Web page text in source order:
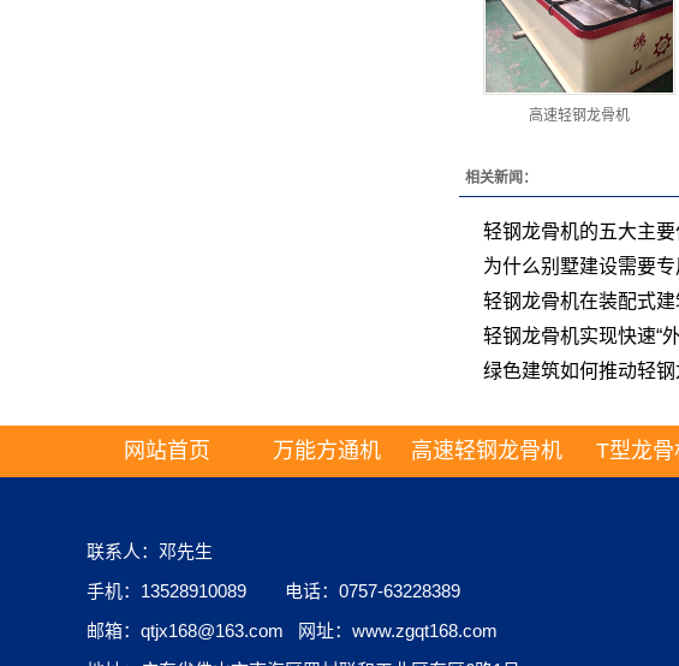
高速轻钢龙骨机
相关新闻：
轻钢龙骨机的五大主要
为什么别墅建设需要专
轻钢龙骨机在装配式
轻钢龙骨机实现快速“
绿色建筑如何推动轻钢
网站首页 万能方通机 高速轻钢龙骨机 T型龙骨
联系人：邓先生
手机：13528910089 电话：0757-63228389
邮箱：qtjx168@163.com 网址：www.zgqt168.com